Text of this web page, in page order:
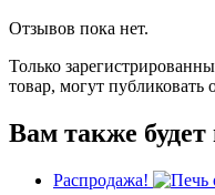
Отзывов пока нет.
Только
товар, могут публиковать
Вам также
Распродажа!